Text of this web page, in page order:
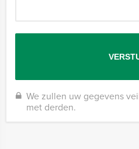
We zullen uw gegevens
met derden.